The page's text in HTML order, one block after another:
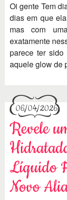
Oi gente Tem
dias em que
mas com
exatamente
parece ter
aquele glow de
06/04/2026
Revele
Líquido
Novo